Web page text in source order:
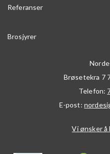
Referanser
Brosjyrer
Brøsetekra 7
Telefon:
E-post:
Vi ønsker å